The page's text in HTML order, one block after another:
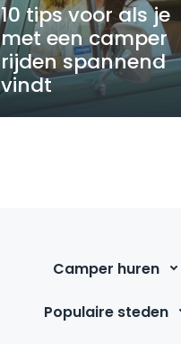
10 tips voor als je
met een camper
rijden spannend
vindt
Camper huren
Populaire steden